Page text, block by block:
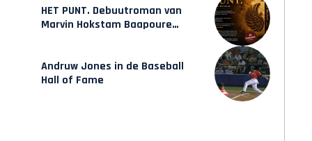
HET PUNT. Debuutroman van
Marvin Hokstam Baapoure
Andruw Jones in de Baseball
Hall of Fame